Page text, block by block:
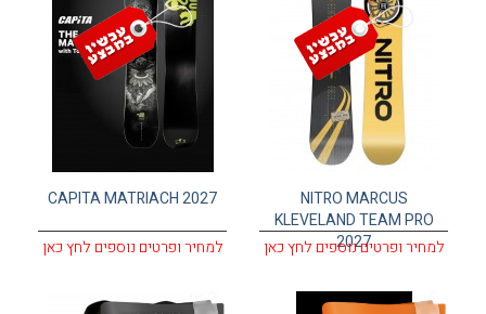
NITRO MARCUS
KLEVELAND TEAM PRO
2027
למחיר ופרטים נוספים לחץ כאן
CAPITA MATRIACH 2027
למחיר ופרטים נוספים לחץ כאן